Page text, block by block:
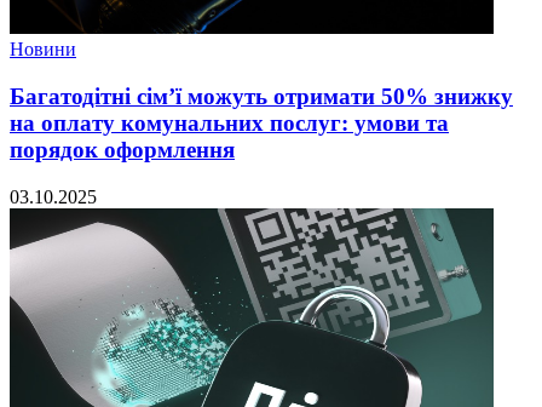
Новини
Багатодітні сім’ї можуть отримати 50% знижку
на оплату комунальних послуг: умови та
порядок оформлення
03.10.2025